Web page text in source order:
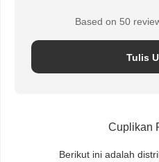
Based on 50
Tulis
Cuplikan
Berikut ini adalah